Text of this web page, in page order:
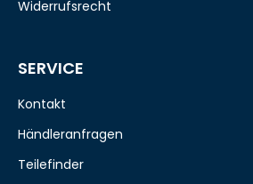
Widerrufsrecht
SERVICE
Kontakt
Händleranfragen
Teilefinder